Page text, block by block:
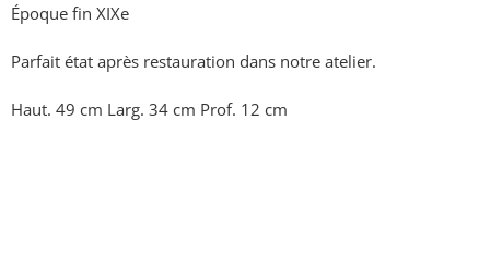
Époque fin XIXe
Parfait état après restauration dans notre atelier.
Haut. 49 cm Larg. 34 cm Prof. 12 cm